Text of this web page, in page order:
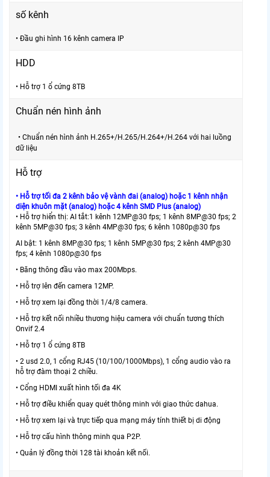
số kênh
• Đầu ghi hình 16 kênh camera IP
HDD
• Hỗ trợ 1 ổ cứng 8TB
Chuẩn nén hình ảnh
• Chuẩn nén hình ảnh H.265+/H.265/H.264+/H.264 với hai luồng
dữ liệu
Hỗ trợ
• Hỗ trợ tối đa 2 kênh bảo vệ vành đai (analog) hoặc 1 kênh nhận
diện khuôn mặt (analog) hoặc 4 kênh SMD Plus (analog)
• Hỗ trợ hiển thị: AI tắt:1 kênh 12MP@30 fps; 1 kênh 8MP@30 fps; 2
kênh 5MP@30 fps; 3 kênh 4MP@30 fps; 6 kênh 1080p@30 fps
AI bật: 1 kênh 8MP@30 fps; 1 kênh 5MP@30 fps; 2 kênh 4MP@30
fps; 4 kênh 1080p@30 fps
• Băng thông đầu vào max 200Mbps.
• Hỗ trợ lên đến camera 12MP.
• Hỗ trợ xem lại đồng thời 1/4/8 camera.
• Hỗ trợ kết nối nhiều thương hiệu camera với chuẩn tương thích
Onvif 2.4
• Hỗ trợ 1 ổ cứng 8TB
• 2 usd 2.0, 1 cổng RJ45 (10/100/1000Mbps), 1 cổng audio vào ra
hỗ trợ đàm thoại 2 chiều.
• Cổng HDMI xuất hình tối đa 4K
• Hỗ trợ điều khiển quay quét thông minh với giao thức dahua.
• Hỗ trợ xem lại và trực tiếp qua mạng máy tính thiết bị di động
• Hỗ trợ cấu hình thông minh qua P2P.
• Quản lý đồng thời 128 tài khoản kết nối.